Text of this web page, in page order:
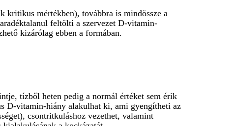
kritikus mértékben), továbbra is mindössze a
feltölti a szervezet D-vitamin-
kizárólag ebben a formában.
tízből heten pedig a normál értéket sem érik
D-vitamin-hiány alakulhat ki, ami gyengítheti az
csontritkuláshoz vezethet, valamint